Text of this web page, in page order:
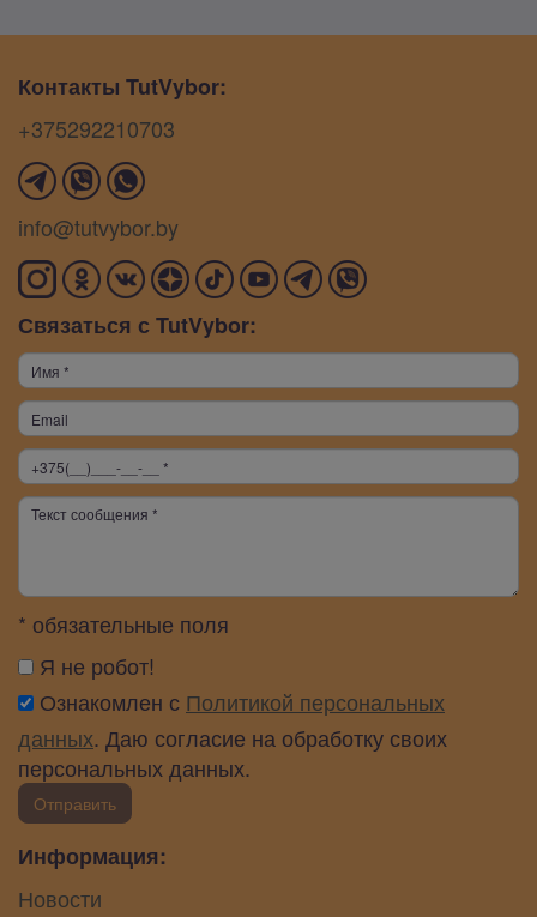
Контакты TutVybor:
+375292210703
info@tutvybor.by
Связаться с TutVybor:
* обязательные поля
Я не робот!
Ознакомлен с Политикой персональных
данных. Даю согласие на обработку своих
персональных данных.
Отправить
Информация:
Новости